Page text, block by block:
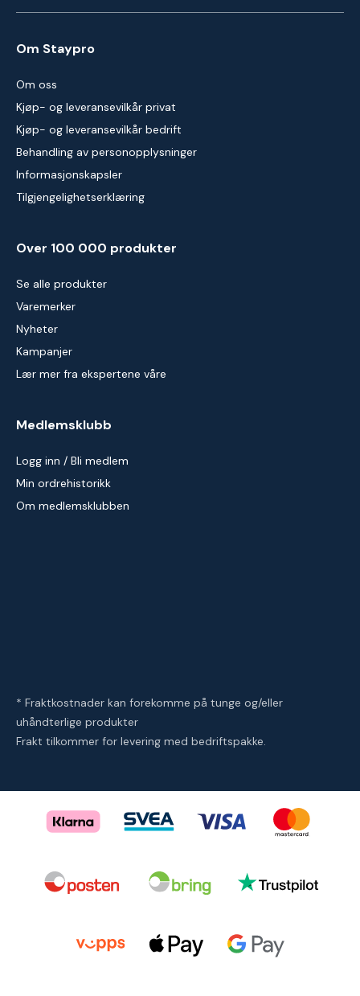
Om Staypro
Om oss
Kjøp- og leveransevilkår privat
Kjøp- og leveransevilkår bedrift
Behandling av personopplysninger
Informasjonskapsler
Tilgjengelighetserklæring
Over 100 000 produkter
Se alle produkter
Varemerker
Nyheter
Kampanjer
Lær mer fra ekspertene våre
Medlemsklubb
Logg inn / Bli medlem
Min ordrehistorikk
Om medlemsklubben
* Fraktkostnader kan forekomme på tunge og/eller
uhåndterlige produkter
Frakt tilkommer for levering med bedriftspakke.